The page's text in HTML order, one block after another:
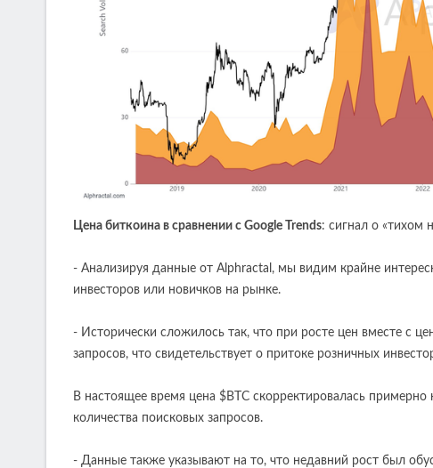
Цена биткоина в сравнении с Google Trends: сигнал о «тихом
- Анализируя данные от Alphractal, мы видим крайне
инвесторов или новичков на рынке.
- Исторически сложилось так, что при росте цен вместе с
запросов, что свидетельствует о притоке розничных
В настоящее время цена $BTC скорректировалась
количества поисковых запросов.
- Данные также указывают на то, что недавний рост был